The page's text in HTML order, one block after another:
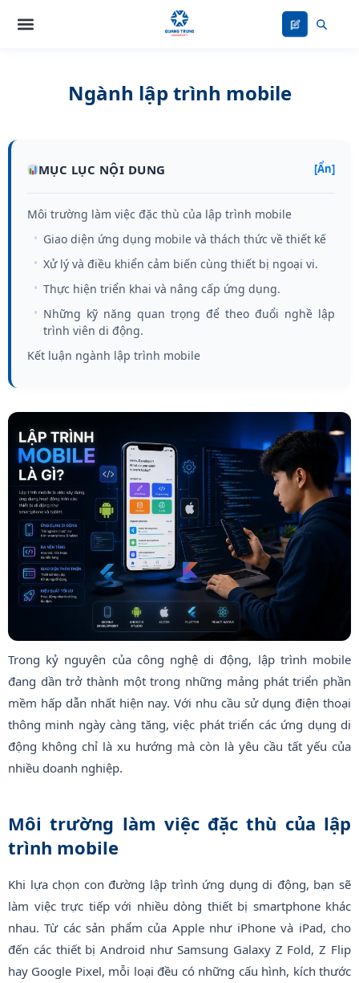
Ngành lập trình mobile
MỤC LỤC NỘI DUNG [Ẩn]
Môi trường làm việc đặc thù của lập trình mobile
Giao diện ứng dụng mobile và thách thức về thiết kế
Xử lý và điều khiển cảm biến cùng thiết bị ngoại vi.
Thực hiện triển khai và nâng cấp ứng dụng.
Những kỹ năng quan trọng để theo đuổi nghề lập
trình viên di động.
Kết luận ngành lập trình mobile
Trong kỷ nguyên của công nghệ di động, lập trình mobile
đang dần trở thành một trong những mảng phát triển phần
mềm hấp dẫn nhất hiện nay. Với nhu cầu sử dụng điện thoại
thông minh ngày càng tăng, việc phát triển các ứng dụng di
động không chỉ là xu hướng mà còn là yêu cầu tất yếu của
nhiều doanh nghiệp.
Môi trường làm việc đặc thù của lập
trình mobile
Khi lựa chọn con đường lập trình ứng dụng di động, bạn sẽ
làm việc trực tiếp với nhiều dòng thiết bị smartphone khác
nhau. Từ các sản phẩm của Apple như iPhone và iPad, cho
đến các thiết bị Android như Samsung Galaxy Z Fold, Z Flip
hay Google Pixel, mỗi loại đều có những cấu hình, kích thước